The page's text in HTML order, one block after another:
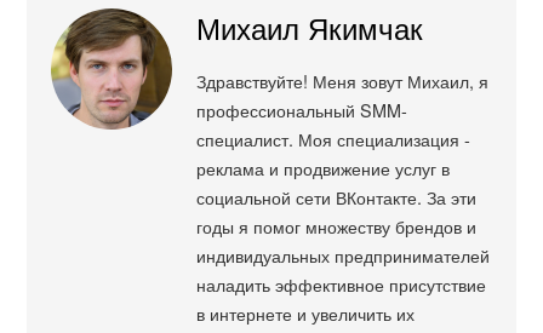
Михаил Якимчак
Здравствуйте! Меня зовут Михаил, я
профессиональный SMM-
специалист. Моя специализация -
реклама и продвижение услуг в
социальной сети ВКонтакте. За эти
годы я помог множеству брендов и
индивидуальных предпринимателей
наладить эффективное присутствие
в интернете и увеличить их